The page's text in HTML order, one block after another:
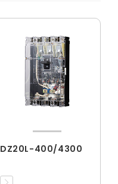
DZ20L-400/4300